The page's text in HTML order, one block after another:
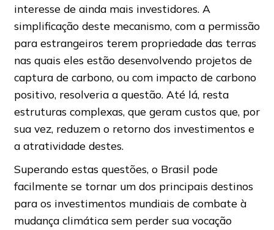
interesse de ainda mais investidores. A
simplificação deste mecanismo, com a permissão
para estrangeiros terem propriedade das terras
nas quais eles estão desenvolvendo projetos de
captura de carbono, ou com impacto de carbono
positivo, resolveria a questão. Até lá, resta
estruturas complexas, que geram custos que, por
sua vez, reduzem o retorno dos investimentos e
a atratividade destes.
Superando estas questões, o Brasil pode
facilmente se tornar um dos principais destinos
para os investimentos mundiais de combate à
mudança climática sem perder sua vocação